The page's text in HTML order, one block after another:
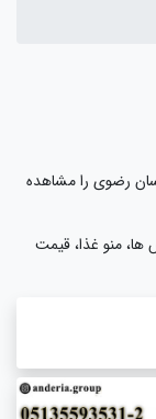
رضوی را مشاهده
ها، منو غذا، قیمت